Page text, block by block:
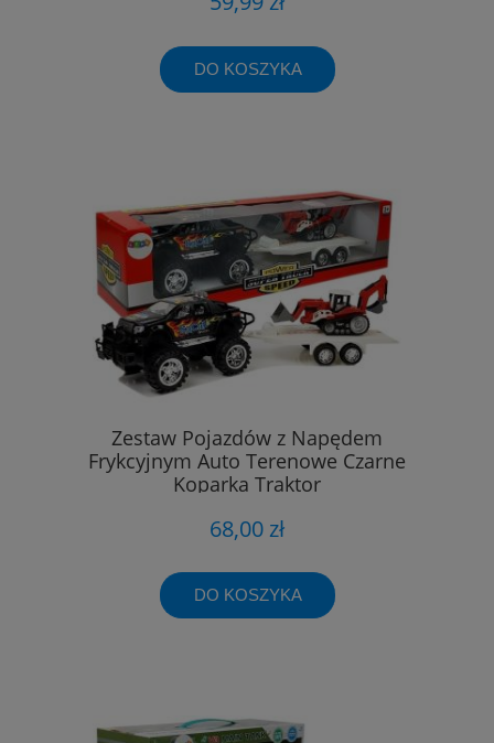
DO KOSZYKA
Zestaw Pojazdów z Napędem
Frykcyjnym Auto Terenowe Czarne
Koparka Traktor
68,00 zł
DO KOSZYKA